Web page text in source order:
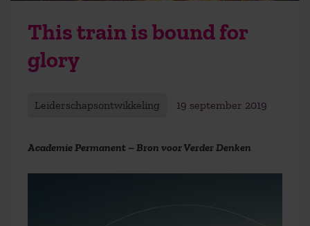
This train is bound for
glory
Leiderschapsontwikkeling 19 september 2019
Academie Permanent – Bron voor Verder Denken